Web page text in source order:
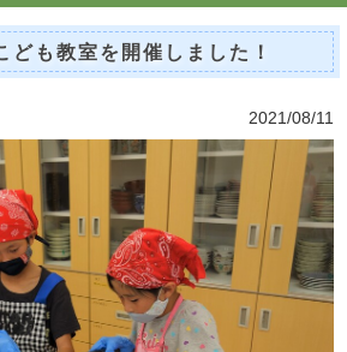
も教室を開催しました！
2021/08/11